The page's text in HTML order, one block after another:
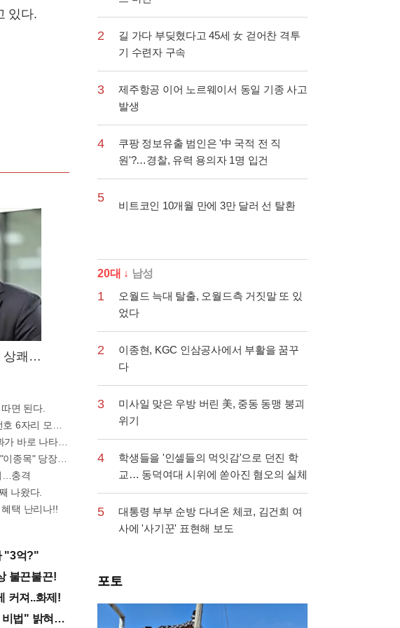
있다.
상쾌해
면 된다.
6자리 모두 유출...관계자 실수로 "비상"!
바로 나타난다!!
종목" 당장사라!
…충격
나왔다.
택 난리나!!
"3억?"
불끈불끈!
커져..화제!
법" 밝혀져 충격!
2
길 가다 부딪혔다고 45세 女 걷어찬 격투
기 수련자 구속
3
제주항공 이어 노르웨이서 동일 기종 사고
발생
4
쿠팡 정보유출 범인은 '中 국적 전 직
원'?…경찰, 유력 용의자 1명 입건
5
비트코인 10개월 만에 3만 달러 선 탈환
20대 ↓ 남성
1
오월드 늑대 탈출, 오월드측 거짓말 또 있
었다
2
이종현, KGC 인삼공사에서 부활을 꿈꾸
다
3
미사일 맞은 우방 버린 美, 중동 동맹 붕괴
위기
4
학생들을 '인셀들의 먹잇감'으로 던진 학
교… 동덕여대 시위에 쏟아진 혐오의 실체
5
대통령 부부 순방 다녀온 체코, 김건희 여
사에 '사기꾼' 표현해 보도
포토